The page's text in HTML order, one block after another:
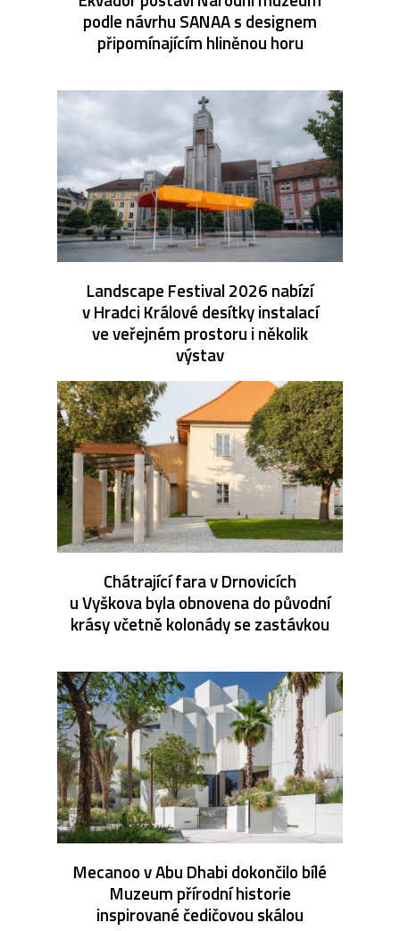
podle návrhu SANAA s designem
připomínajícím hliněnou horu
Landscape Festival 2026 nabízí
v Hradci Králové desítky instalací
ve veřejném prostoru i několik
výstav
Chátrající fara v Drnovicích
u Vyškova byla obnovena do původní
krásy včetně kolonády se zastávkou
Mecanoo v Abu Dhabi dokončilo bílé
Muzeum přírodní historie
inspirované čedičovou skálou